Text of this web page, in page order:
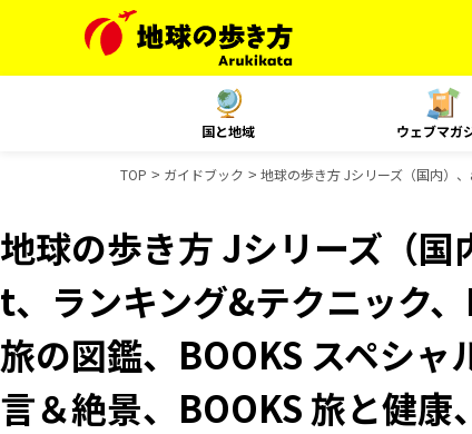
国と地域 ウェブマガ
TOP ガイドブック 地球の歩き方 Jシリーズ（国内）
地球の歩き方 Jシリーズ（
t、ランキング&テクニック
旅の図鑑、BOOKS スペシャ
言＆絶景、BOOKS 旅と健